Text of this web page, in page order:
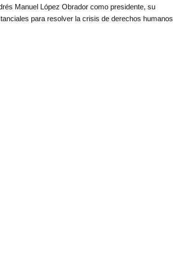
Manuel López Obrador como presidente, su
para resolver la crisis de derechos humanos